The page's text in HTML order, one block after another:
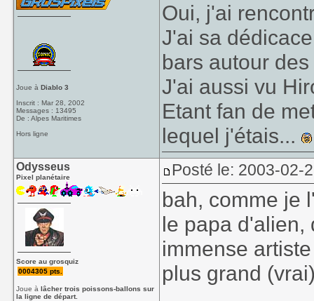
Joue àDiablo 3
Inscrit : Mar 28, 2002
Messages : 13495
De : Alpes Maritimes
Hors ligne
Oui, j'ai
J'ai sa
bars autour
J'ai aussi vu
Etant fan de
lequel j'étais...
Odysseus
Pixel planétaire
Score au grosquiz
0004305 pts.
Joue àlâcher trois poissons-ballons sur
la ligne de départ.
Posté le: 2003-02-
bah, comme je
le papa
immense
plus grand